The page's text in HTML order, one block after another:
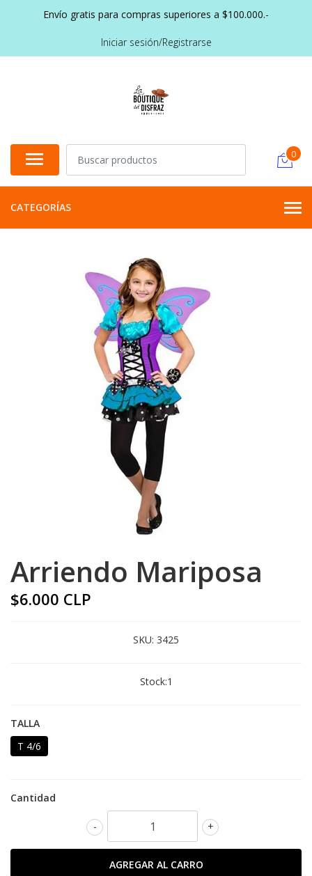
Envío gratis para compras superiores a $100.000.-
Iniciar sesión/Registrarse
0
CATEGORÍAS
Arriendo Mariposa
$6.000 CLP
SKU: 3425
Stock:1
TALLA
T 4/6
Cantidad
+
-